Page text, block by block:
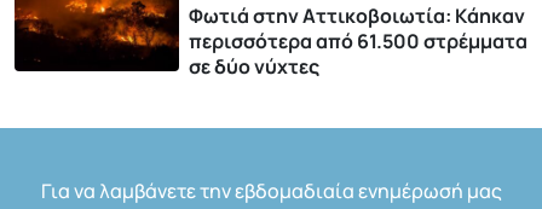
Φωτιά στην Αττικοβοιωτία: Kάηκαν
περισσότερα από 61.500 στρέμματα
σε δύο νύχτες
Για να λαμβάνετε την εβδομαδιαία ενημέρωσή μας